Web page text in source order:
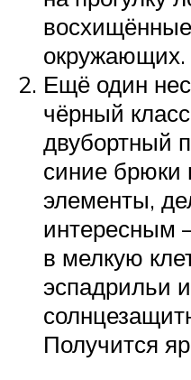
окружающих.
Ещё один
чёрный
двубортный
синие брюки
элементы,
интересным
в мелкую
эспадрильи
Получится